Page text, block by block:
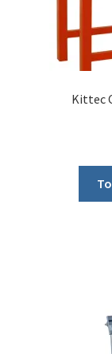
Kittec